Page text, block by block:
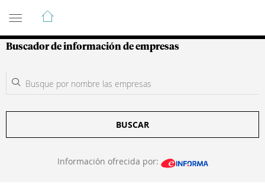
Guía de Empresas Colombianas
Buscador de información de empresas
BUSCAR
Información ofrecida por: